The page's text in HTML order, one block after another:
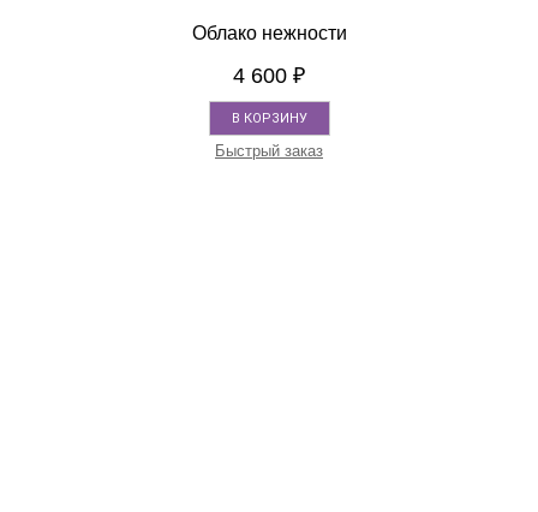
Облако нежности
4 600 ₽
В КОРЗИНУ
Быстрый заказ